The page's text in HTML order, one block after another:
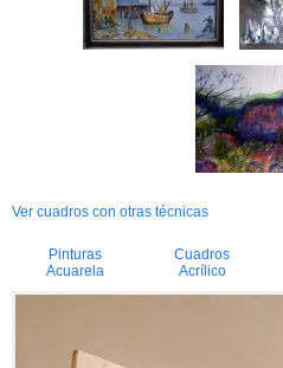
Ver cuadros con otras técnicas
Pinturas
Acuarela
Cuadros
Acrílico